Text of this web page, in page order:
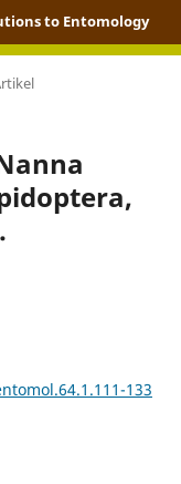
to Entomology
133